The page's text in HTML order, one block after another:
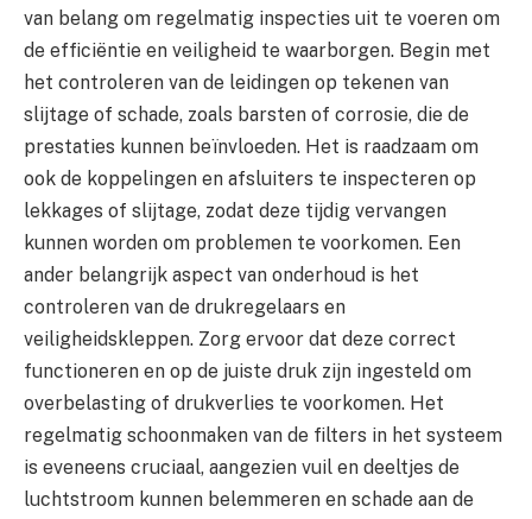
van belang om regelmatig inspecties uit te voeren om
de efficiëntie en veiligheid te waarborgen. Begin met
het controleren van de leidingen op tekenen van
slijtage of schade, zoals barsten of corrosie, die de
prestaties kunnen beïnvloeden. Het is raadzaam om
ook de koppelingen en afsluiters te inspecteren op
lekkages of slijtage, zodat deze tijdig vervangen
kunnen worden om problemen te voorkomen. Een
ander belangrijk aspect van onderhoud is het
controleren van de drukregelaars en
veiligheidskleppen. Zorg ervoor dat deze correct
functioneren en op de juiste druk zijn ingesteld om
overbelasting of drukverlies te voorkomen. Het
regelmatig schoonmaken van de filters in het systeem
is eveneens cruciaal, aangezien vuil en deeltjes de
luchtstroom kunnen belemmeren en schade aan de